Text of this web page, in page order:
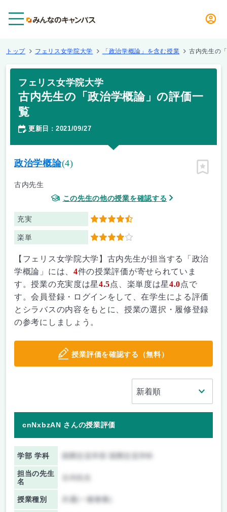
トップ フェリス女学院大学 「政治学概論」を含む授業 古内先生の
フェリス女学院大学
古内先生の「政治学概論」の評価一
覧
更新日 ： 2021/09/27
政治学概論(4)
古内先生
この先生の他の授業を確認する
充実 4.5
楽単 4
ピン留
【フェリス女学院大学】古内先生が担当する「政治
学概論」には、 4件の授業評価が寄せられていま
す。授業の充実度は星4.5点、楽単度は星4.0点で
す。会員登録・ログインをして、在学生による評価
とシラバスの内容をもとに、授業の選択・履修登録
の参考にしましょう。
授業評価を確認する（無料）
cnNxbzAN さんの授業評価
学部 学科
担当の先生
名
授業種別 共通(一般教養)